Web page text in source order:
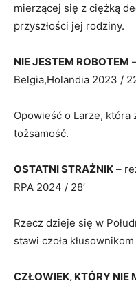
mierzącej się z ciężką
przyszłości jej rodziny.
NIE JESTEM ROBOTEM
Belgia,Holandia 2023 /
Opowieść o Larze, która
tożsamość.
OSTATNI STRAŻNIK –
RPA 2024 / 28’
Rzecz dzieje się w
stawi czoła
CZŁOWIEK, KTÓRY NIE